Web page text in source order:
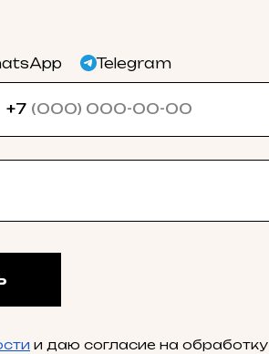
Telegram
+7
и даю согласие на обработку